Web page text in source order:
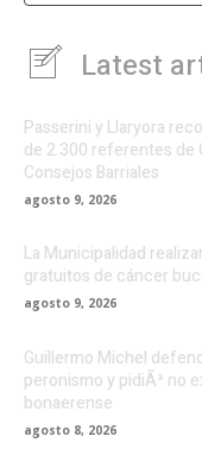
Latest
Passerini y Llaryora
de 2.300 referentes de
Consejos Barriales
agosto 9, 2026
La Municipalidad
gratuitos de cáncer
agosto 9, 2026
Guillermo Michel
peronismo y pidiÃ³ no
bonaerense
agosto 8, 2026